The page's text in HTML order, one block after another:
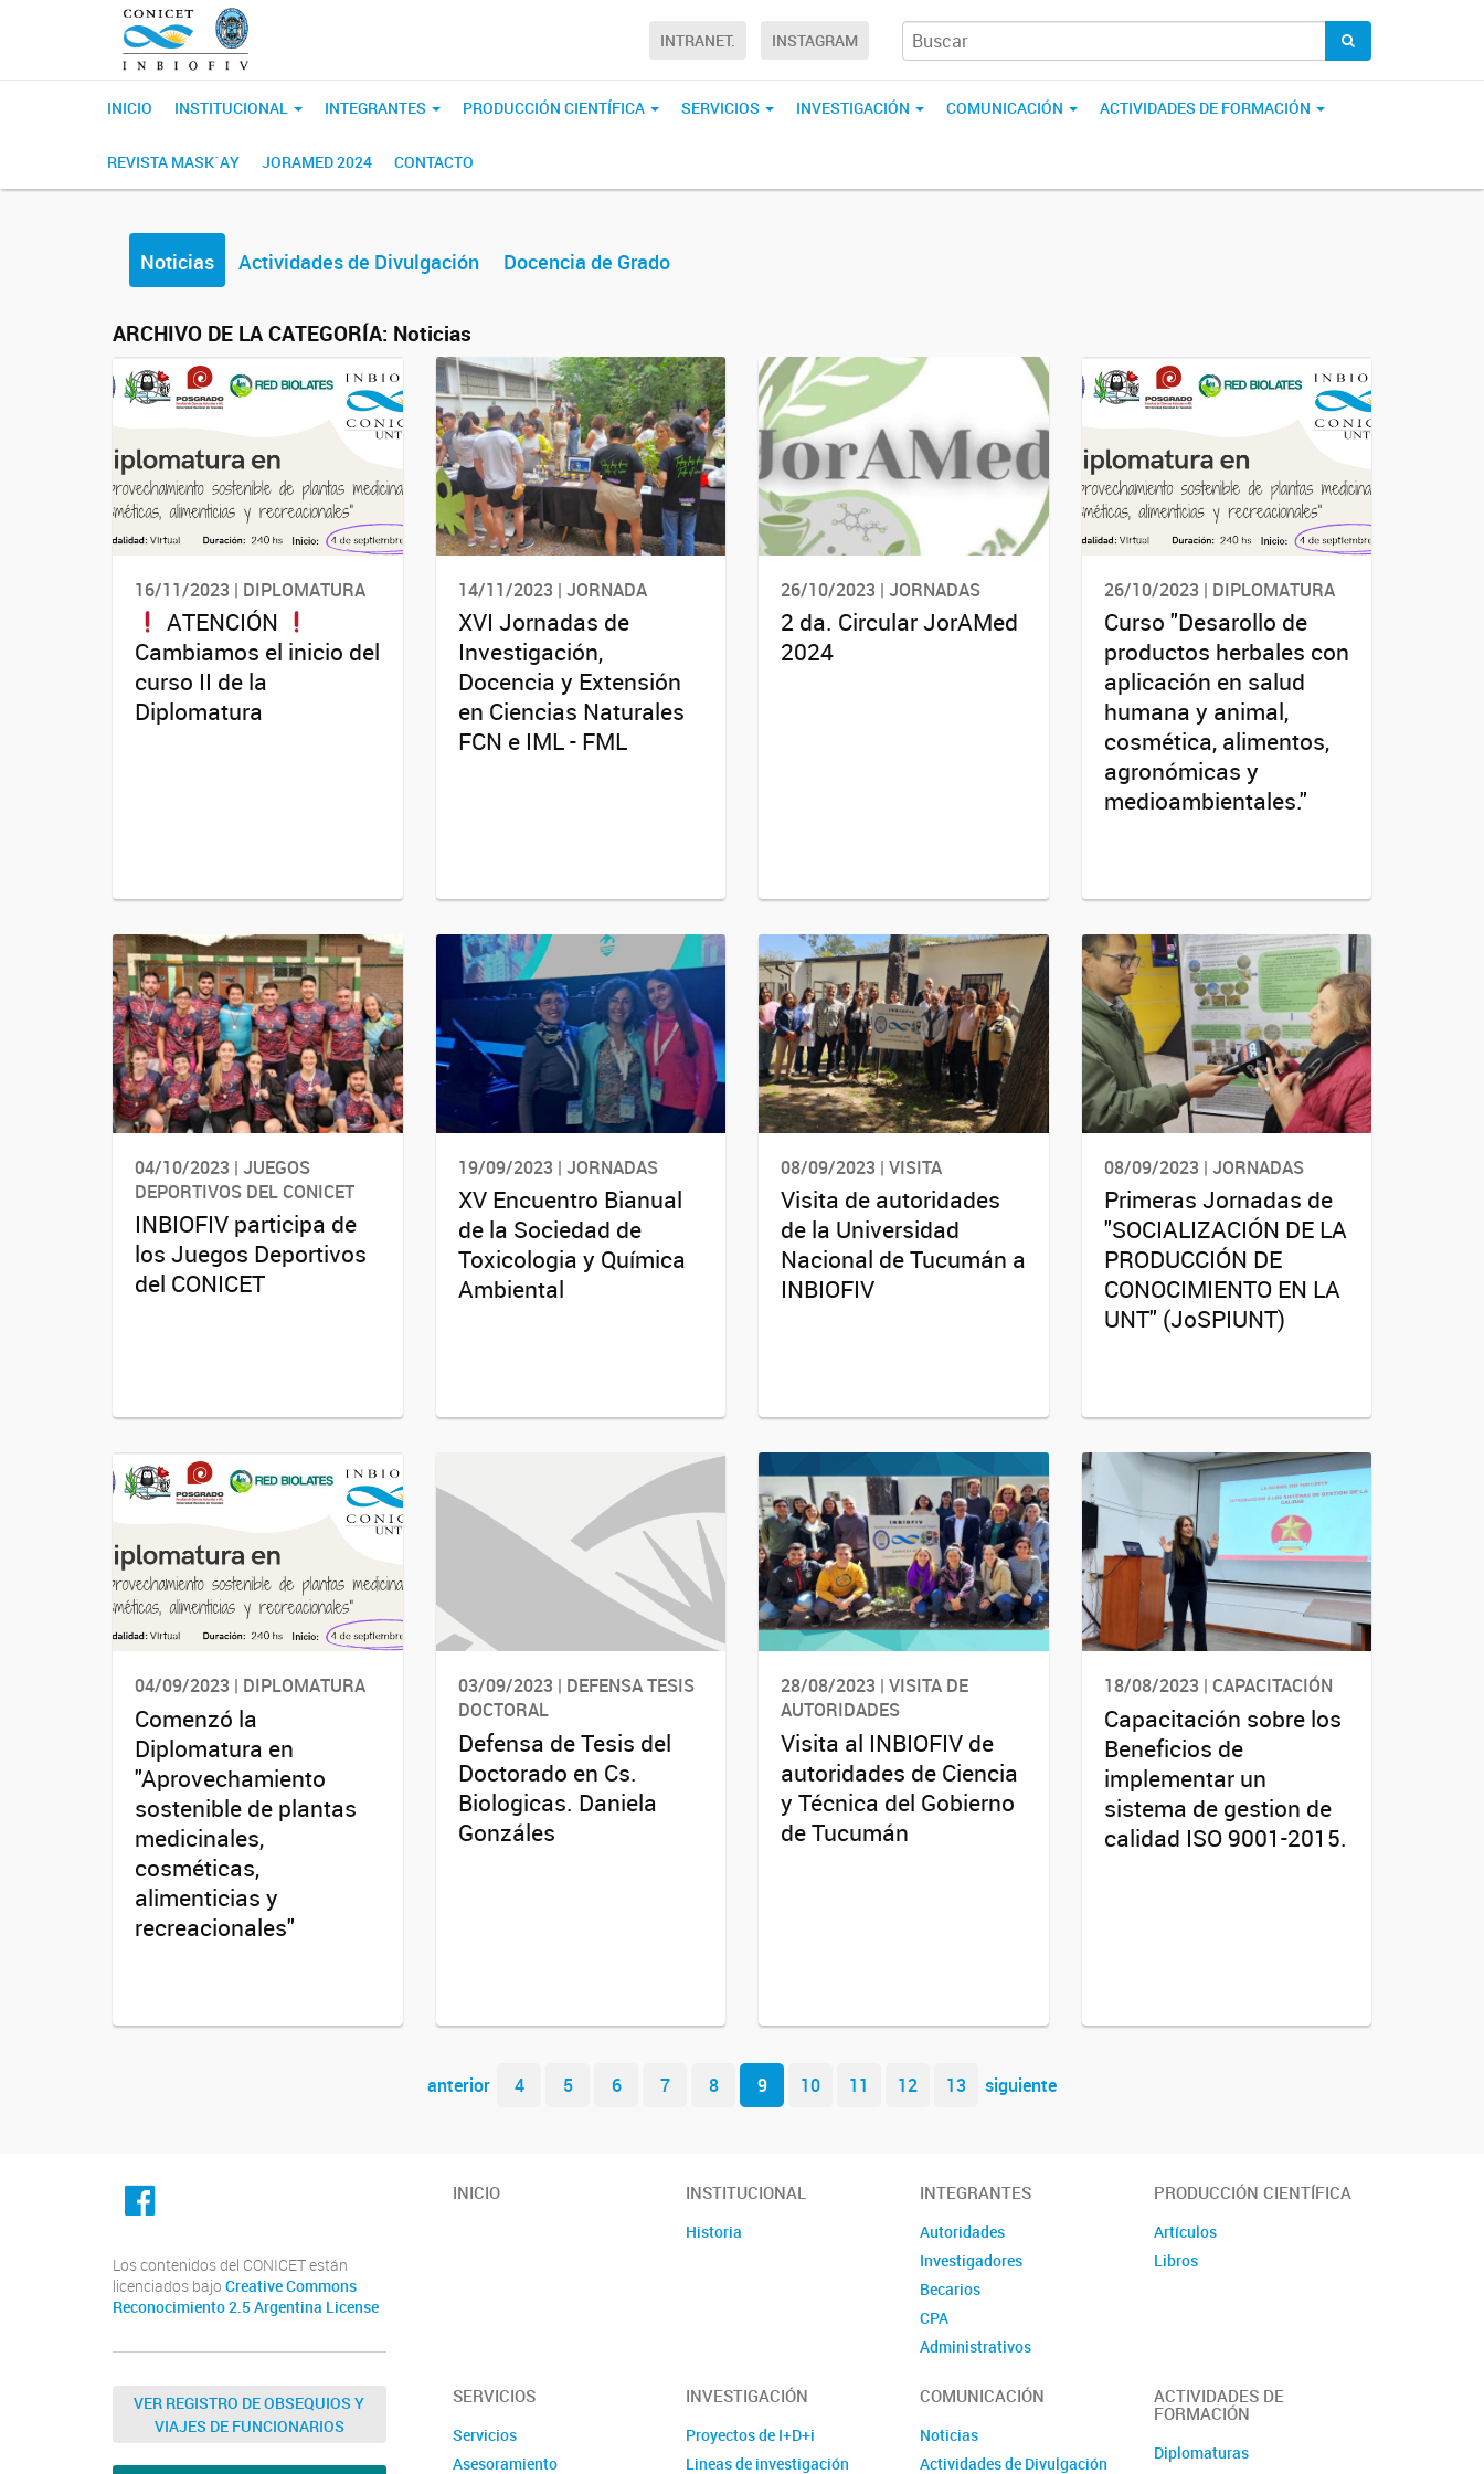
INTRANET. INSTAGRAM
INICIO INSTITUCIONAL INTEGRANTES PRODUCCIÓN CIENTÍFICA SERVICIOS INVESTIGACIÓN COMUNICACIÓN ACTIVIDADES DE FORMACIÓN
REVISTA MASK´AY JORAMED 2024 CONTACTO
Noticias Actividades de Divulgación Docencia de Grado
ARCHIVO DE LA CATEGORÍA: Noticias
16/11/2023 | DIPLOMATURA
ATENCIÓN
Cambiamos el inicio del
curso II de la
Diplomatura
14/11/2023 | JORNADA
XVI Jornadas de
Investigación,
Docencia y Extensión
en Ciencias Naturales
FCN e IML - FML
26/10/2023 | JORNADAS
2 da. Circular JorAMed
2024
26/10/2023 | DIPLOMATURA
Curso "Desarollo de
productos herbales con
aplicación en salud
humana y animal,
cosmética, alimentos,
agronómicas y
medioambientales."
04/10/2023 | JUEGOS
DEPORTIVOS DEL CONICET
INBIOFIV participa de
los Juegos Deportivos
del CONICET
19/09/2023 | JORNADAS
XV Encuentro Bianual
de la Sociedad de
Toxicologia y Química
Ambiental
08/09/2023 | VISITA
Visita de autoridades
de la Universidad
Nacional de Tucumán a
INBIOFIV
08/09/2023 | JORNADAS
Primeras Jornadas de
"SOCIALIZACIÓN DE LA
PRODUCCIÓN DE
CONOCIMIENTO EN LA
UNT" (JoSPIUNT)
04/09/2023 | DIPLOMATURA
Comenzó la
Diplomatura en
"Aprovechamiento
sostenible de plantas
medicinales,
cosméticas,
alimenticias y
recreacionales"
03/09/2023 | DEFENSA TESIS
DOCTORAL
Defensa de Tesis del
Doctorado en Cs.
Biologicas. Daniela
Gonzáles
28/08/2023 | VISITA DE
AUTORIDADES
Visita al INBIOFIV de
autoridades de Ciencia
y Técnica del Gobierno
de Tucumán
18/08/2023 | CAPACITACIÓN
Capacitación sobre los
Beneficios de
implementar un
sistema de gestion de
calidad ISO 9001-2015.
Navegador de artículos
anterior 4 5 6 7 8 9 10 11 12 13 siguiente
facebook
Los contenidos del CONICET están
licenciados bajo Creative Commons
Reconocimiento 2.5 Argentina License
VER REGISTRO DE OBSEQUIOS Y
VIAJES DE FUNCIONARIOS
INICIO INSTITUCIONAL
Historia
INTEGRANTES
Autoridades
Investigadores
Becarios
CPA
Administrativos
PRODUCCIÓN CIENTÍFICA
Artículos
Libros
SERVICIOS
Servicios
Asesoramiento
INVESTIGACIÓN
Proyectos de I+D+i
Lineas de investigación
COMUNICACIÓN
Noticias
Actividades de Divulgación
ACTIVIDADES DE
FORMACIÓN
Diplomaturas